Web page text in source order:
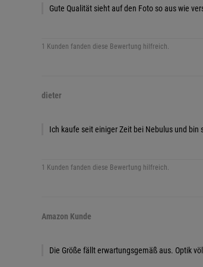
Gute Qualität sieht auf den Foto so aus wie
1 Kunden fanden diese Bewertung hilfreich.
dieter
Ich kaufe seit einiger Zeit bei Nebulus und
1 Kunden fanden diese Bewertung hilfreich.
Amazon Kunde
Die Größe fällt erwartungsgemäß aus. Optik